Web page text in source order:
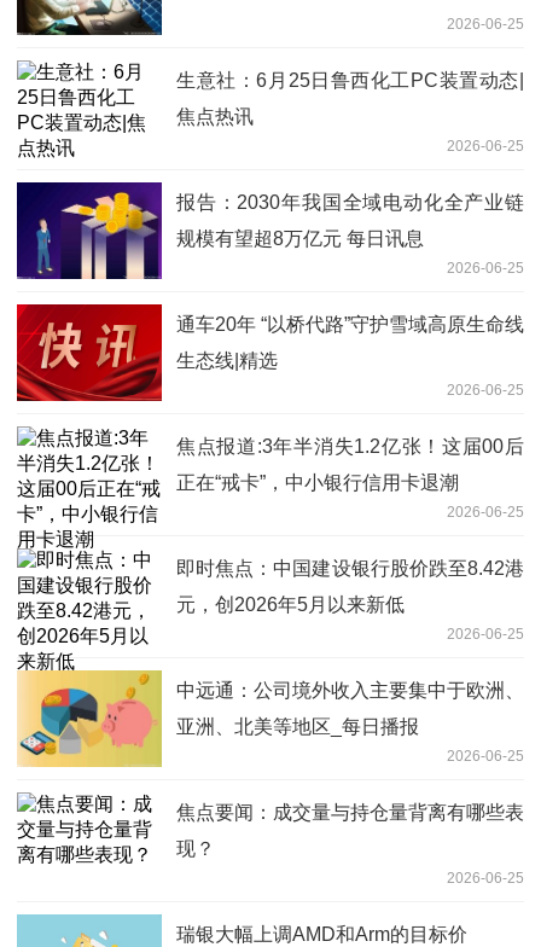
2026-06-25
生意社：6月25日鲁西化工PC装置动态|
焦点热讯
2026-06-25
报告：2030年我国全域电动化全产业链
规模有望超8万亿元 每日讯息
2026-06-25
通车20年 “以桥代路”守护雪域高原生命线
生态线|精选
2026-06-25
焦点报道:3年半消失1.2亿张！这届00后
正在“戒卡”，中小银行信用卡退潮
2026-06-25
即时焦点：中国建设银行股价跌至8.42港
元，创2026年5月以来新低
2026-06-25
中远通：公司境外收入主要集中于欧洲、
亚洲、北美等地区_每日播报
2026-06-25
焦点要闻：成交量与持仓量背离有哪些表
现？
2026-06-25
瑞银大幅上调AMD和Arm的目标价